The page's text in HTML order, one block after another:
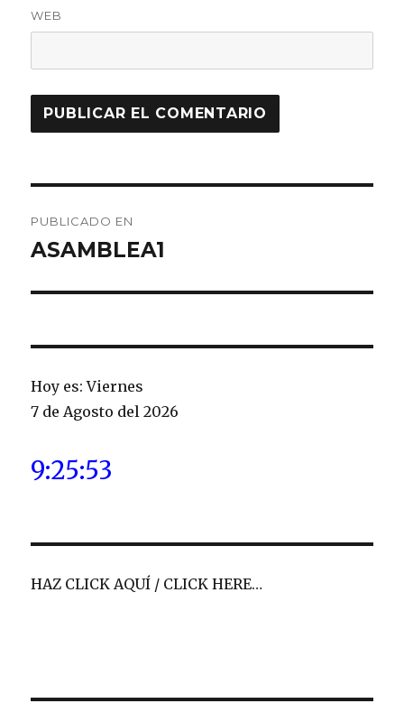
WEB
de
PUBLICADO EN
ASAMBLEA1
Hoy es: Viernes
7 de Agosto del 2026
9:25:54
HAZ CLICK AQUÍ / CLICK HERE…